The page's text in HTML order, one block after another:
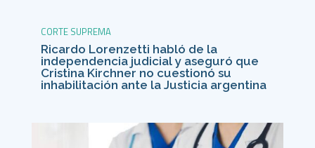
CORTE SUPREMA
Ricardo Lorenzetti habló de la
independencia judicial y aseguró que
Cristina Kirchner no cuestionó su
inhabilitación ante la Justicia argentina